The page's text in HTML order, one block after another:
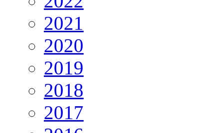
2021
2020
2019
2018
2017